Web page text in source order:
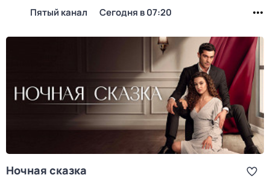
Пятый канал Сегодня в 07:20
Ночная сказка